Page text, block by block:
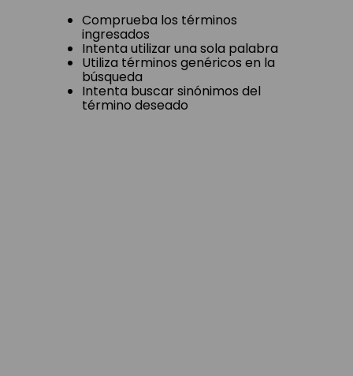
Comprueba los términos
ingresados
Intenta utilizar una sola palabra
Utiliza términos genéricos en la
búsqueda
Intenta buscar sinónimos del
término deseado